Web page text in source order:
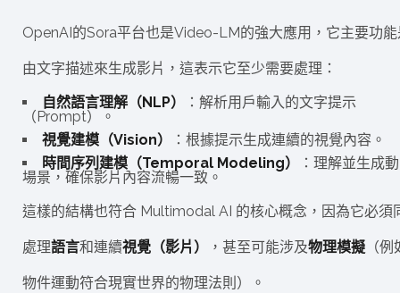
OpenAI的Sora平台也是Video-LM的強大應用，它主要功能
由文字描述來生成影片，這表示它至少需要處理：
自然語言理解（NLP）
：解析用戶輸入的文字提示
（Prompt）。
視覺建模（Vision）
：根據提示生成連續的視覺內容。
時間序列建模（Temporal Modeling）
：理解並生成
場景，確保影片內容流暢一致。
這樣的結構也符合 Multimodal AI 的核心概念，因為它必須
處理語言和連續視覺（影片） ，甚至可能涉及物理模擬 （
物件運動符合現實世界的物理法則）。